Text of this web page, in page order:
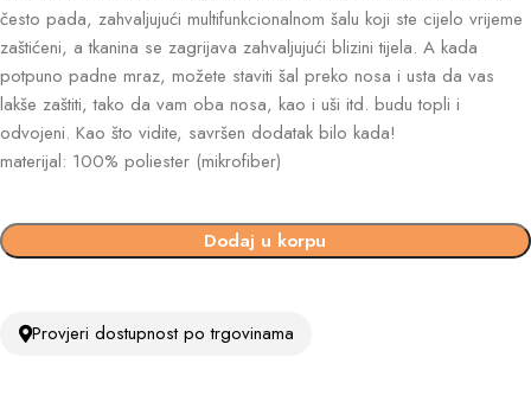
često pada, zahvaljujući multifunkcionalnom šalu koji ste cijelo vrijeme
zaštićeni, a tkanina se zagrijava zahvaljujući blizini tijela. A kada
potpuno padne mraz, možete staviti šal preko nosa i usta da vas
lakše zaštiti, tako da vam oba nosa, kao i uši itd. budu topli i
odvojeni. Kao što vidite, savršen dodatak bilo kada!
materijal: 100% poliester (mikrofiber)
Dodaj u korpu
Provjeri dostupnost po trgovinama